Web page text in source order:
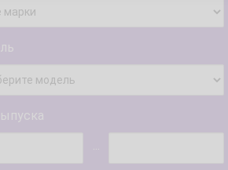
...